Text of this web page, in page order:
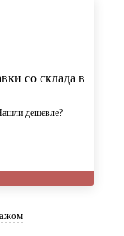
со склада в
дешевле?